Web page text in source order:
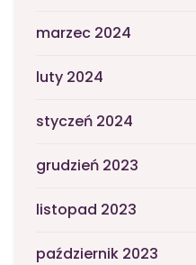
marzec 2024
luty 2024
styczeń 2024
grudzień 2023
listopad 2023
październik 2023